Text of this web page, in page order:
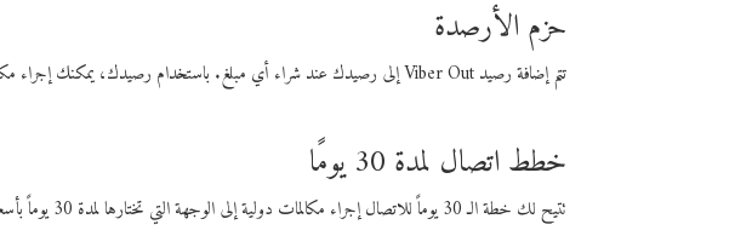
حزم الأرصدة
تتم إضافة رصيد Viber Out إلى رصيدك عند شراء أي مبلغ. باستخدام رصيدك، يمكنك إجراء مكالمات إلى أي رقم في العالم بأسعار فايبر المنخفضة.
خطط اتصال لمدة 30 يومًا
تتيح لك خطة الـ 30 يوماً للاتصال إجراء مكالمات دولية إلى الوجهة التي تختارها لمدة 30 يوماً بأسعار فايبر المنخفضة.